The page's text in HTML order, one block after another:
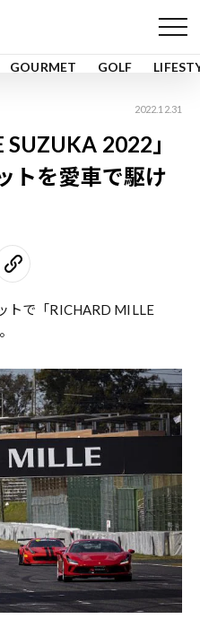
GOURMET GOLF
2022.12.31
SUZUKA 2022」
トを愛車で駆け
トで「RICHARD MILLE